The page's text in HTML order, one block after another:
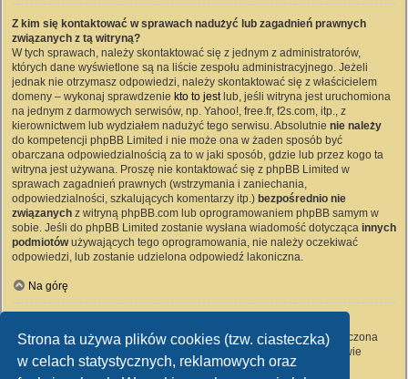
Strona ta używa plików cookies (tzw. ciasteczka)
w celach statystycznych, reklamowych oraz
Z kim się kontaktować w sprawach nadużyć lub zagadnień prawnych
związanych z tą witryną?
W tych sprawach, należy skontaktować się z jednym z administratorów,
których dane wyświetlone są na liście zespołu administracyjnego. Jeżeli
jednak nie otrzymasz odpowiedzi, należy skontaktować się z właścicielem
domeny – wykonaj sprawdzenie kto to jestlub, jeśli witryna jest uruchomiona
na jednym z darmowych serwisów, np. Yahoo!, free.fr, f2s.com, itp., z
kierownictwem lub wydziałem nadużyć tego serwisu. Absolutnie nie należy
do kompetencji phpBB Limited i nie może ona w żaden sposób być
obarczana odpowiedzialnością za to w jaki sposób, gdzie lub przez kogo ta
witryna jest używana. Proszę nie kontaktować się z phpBB Limited w
sprawach zagadnień prawnych (wstrzymania i zaniechania,
odpowiedzialności, szkalujących komentarzy itp.) bezpośrednio nie
związanych z witryną phpBB.com lub oprogramowaniem phpBB samym w
sobie. Jeśli do phpBB Limited zostanie wysłana wiadomość dotycząca innych
podmiotówużywających tego oprogramowania, nie należy oczekiwać
odpowiedzi, lub zostanie udzielona odpowiedź lakoniczna.
Na górę
Wszyscy użytkownicy witryny mogą używać – jeśli funkcja ta jest włączona
przez administratora witryny – formularza „Kontakt z nami”. Członkowie
witryny mogą także używać odnośnika „Zespół administracyjny”.